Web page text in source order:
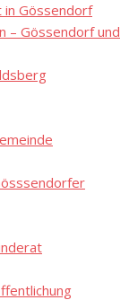
Gössendorf
– Gössendorf und